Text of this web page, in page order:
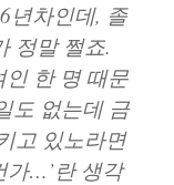
년차인데, 졸
정말 쩔죠.
인 한 명 때문
도 없는데 금
고 있노라면
가…’란 생각